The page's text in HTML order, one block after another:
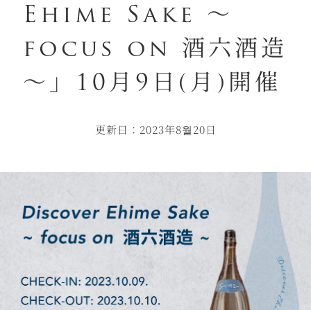
Ehime Sake ～
focus on 酒六酒造
～」10月9日(月)開催
更新日：2023年8월20日